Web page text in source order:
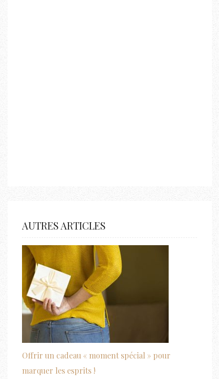
AUTRES ARTICLES
Offrir un cadeau « moment spécial » pour
marquer les esprits !